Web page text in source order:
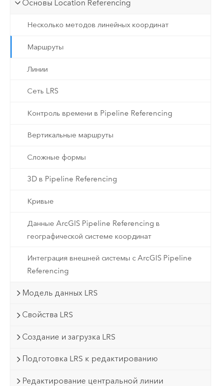
Основы Location Referencing
Несколько методов линейных координат
Маршруты
Линии
Сеть LRS
Контроль времени в Pipeline Referencing
Вертикальные маршруты
Сложные формы
3D в Pipeline Referencing
Кривые
Данные ArcGIS Pipeline Referencing в
географической системе координат
Интеграция внешней системы с ArcGIS Pipeline
Referencing
Модель данных LRS
Свойства LRS
Создание и загрузка LRS
Подготовка LRS к редактированию
Редактирование центральной линии